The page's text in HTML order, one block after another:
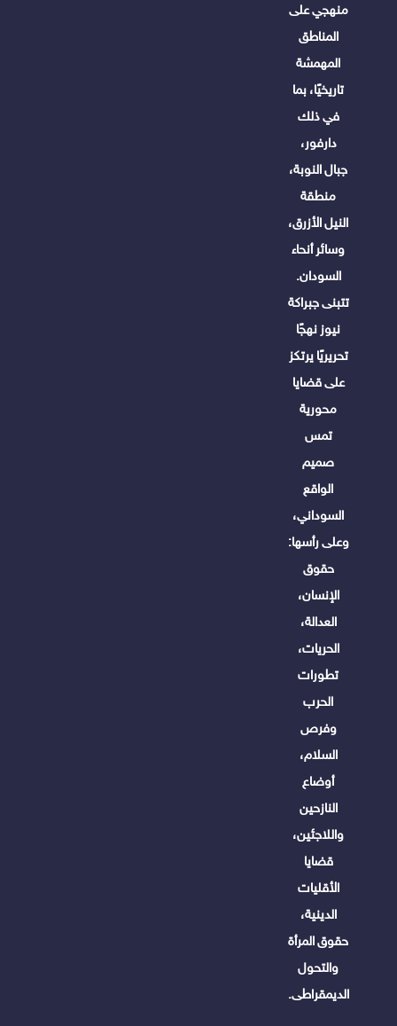
منهجي على
المناطق
المهمشة
تاريخيًا، بما
في ذلك
دارفور،
جبال النوبة،
منطقة
النيل الأزرق،
وسائر أنحاء
السودان.
تتبنى جبراكة
نيوز نهجًا
تحريريًا يرتكز
على قضايا
محورية
تمس
صميم
الواقع
السوداني،
وعلى رأسها:
حقوق
الإنسان،
العدالة،
الحريات،
تطورات
الحرب
وفرص
السلام،
أوضاع
النازحين
واللاجئين،
قضايا
الأقليات
الدينية،
حقوق المرأة
والتحول
الديمقراطى.